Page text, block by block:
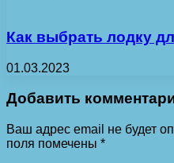
Как выбрать лодку
01.03.2023
Добавить
Ваш адрес email не будет
поля помечены *